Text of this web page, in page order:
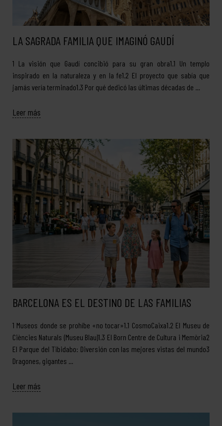
LA SAGRADA FAMILIA QUE IMAGINÓ GAUDÍ
1 La visión que Gaudí concibió para su gran obra1.1 Un templo
inspirado en la naturaleza y en la fe1.2 El proyecto que sabía que
jamás vería terminado1.3 Por qué dedicó las últimas décadas de …
Leer más
BARCELONA ES EL DESTINO DE LAS FAMILIAS
1 Museos donde se prohíbe «no tocar»1.1 CosmoCaixa1.2 El Museu de
Ciències Naturals (Museu Blau)1.3 El Born Centre de Cultura i Memòria2
El Parque del Tibidabo: Diversión con las mejores vistas del mundo3
Dragones, gigantes …
Leer más